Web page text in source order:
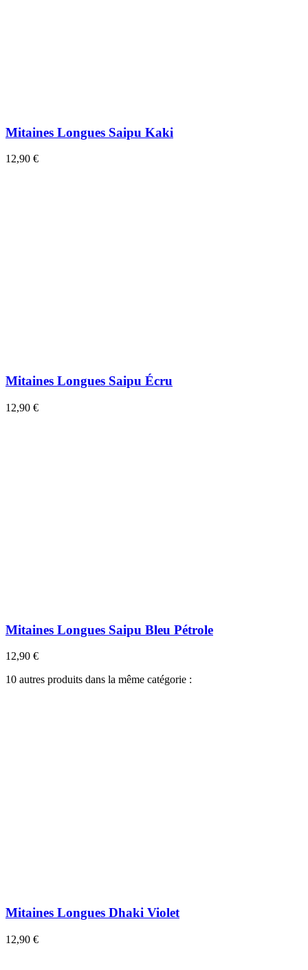
Mitaines Longues Saipu Kaki
12,90 €
Mitaines Longues Saipu Écru
12,90 €
Mitaines Longues Saipu Bleu Pétrole
12,90 €
10 autres produits dans la même catégorie :
Mitaines Longues Dhaki Violet
12,90 €